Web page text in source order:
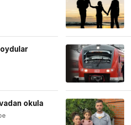
okula